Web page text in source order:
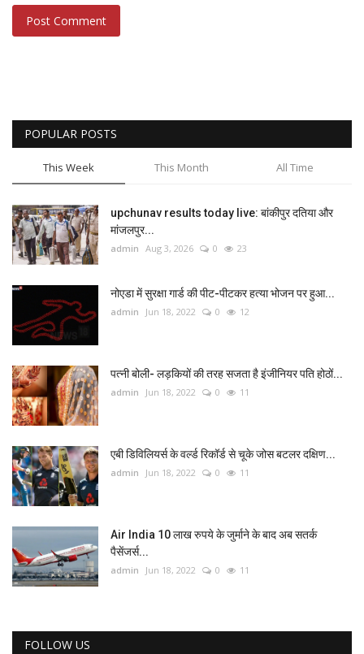
Post Comment
POPULAR POSTS
This Week This Month All Time
upchunav results today live: बांकीपुर दतिया और
मांजलपुर...
admin Aug 3, 2026 0 23
नोएडा में सुरक्षा गार्ड की पीट-पीटकर हत्या भोजन पर हुआ...
admin Jun 18, 2022 0 12
पत्नी बोली- लड़कियों की तरह सजता है इंजीनियर पति होठों...
admin Jun 18, 2022 0 11
एबी डिविलियर्स के वर्ल्ड रिकॉर्ड से चूके जोस बटलर दक्षिण...
admin Jun 18, 2022 0 11
Air India 10 लाख रुपये के जुर्माने के बाद अब सतर्क
पैसेंजर्स...
admin Jun 18, 2022 0 11
FOLLOW US